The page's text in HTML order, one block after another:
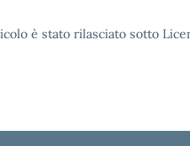
è stato rilasciato sotto